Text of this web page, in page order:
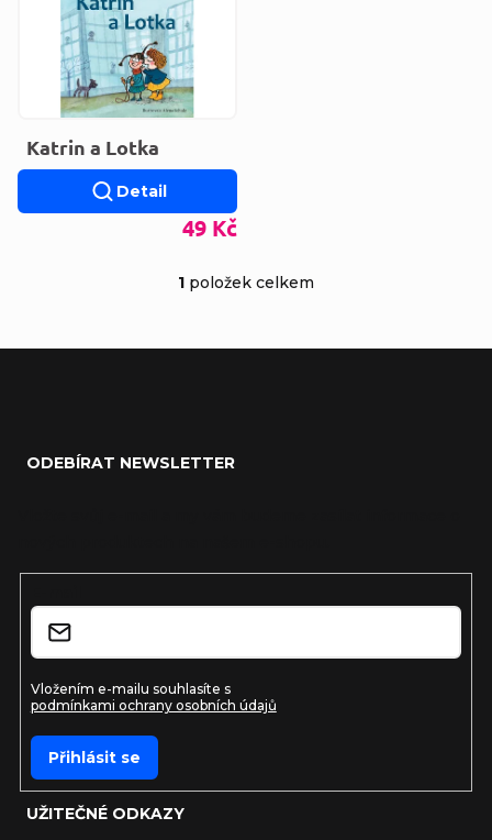
Katrin a Lotka
49 Kč
Detail
1 položek celkem
UŽITEČNÉ ODKAZY
ODEBÍRAT NEWSLETTER
Vložením e-mailu souhlasíte s
podmínkami ochrany osobních údajů
Přihlásit se